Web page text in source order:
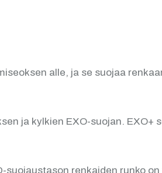
alle, ja se suojaa
ja kylkien EXO-suojan. EXO+
suojaustason renkaiden runko